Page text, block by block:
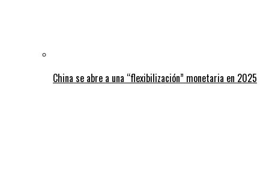
China se abre a una “flexibilización” monetaria en 2025